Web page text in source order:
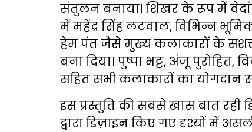
संतुलन बनाया। शिखर के रूप में
में महेंद्र सिंह लटवाल, विभिन्न
हेम पंत जैसे मुख्य कलाकारों के
बना दिया। पुष्पा भट्ट, अंजू पुरोहित,
सहित सभी कलाकारों का योगदान
इस प्रस्तुति की सबसे खास बात रही
द्वारा डिज़ाइन किए गए दृश्यों में